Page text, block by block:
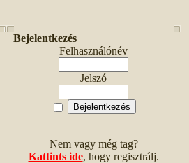
Bejelentkezés
Felhasználónév
Jelszó
Nem vagy még tag?
Kattints ide, hogy regisztrálj.